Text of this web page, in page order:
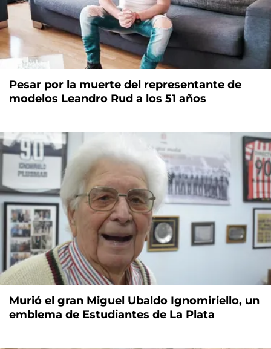
Pesar por la muerte del representante de
modelos Leandro Rud a los 51 años
Murió el gran Miguel Ubaldo Ignomiriello, un
emblema de Estudiantes de La Plata